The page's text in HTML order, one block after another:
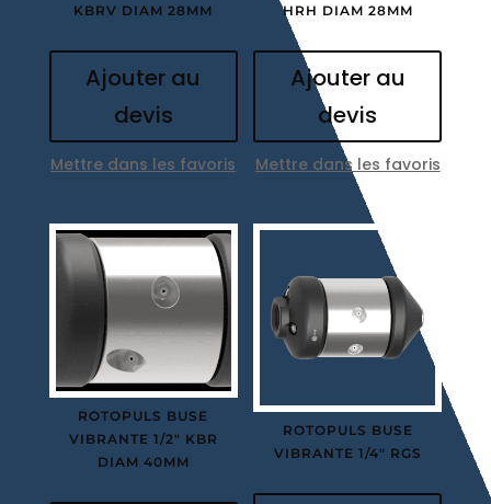
KBRV DIAM 28MM
Ajouter au
devis
Mettre dans les favoris
HRH DIAM 28MM
Ajouter au
devis
Mettre dans les favoris
ROTOPULS BUSE
VIBRANTE 1/2″ KBR
DIAM 40MM
ROTOPULS BUSE
VIBRANTE 1/4″ RGS